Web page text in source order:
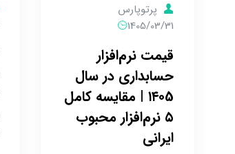
پرتوپارس
1405/03/31
قیمت نرم‌افزار
حسابداری در سال
۱۴۰5 | مقایسه کامل
۵ نرم‌افزار محبوب
ایرانی